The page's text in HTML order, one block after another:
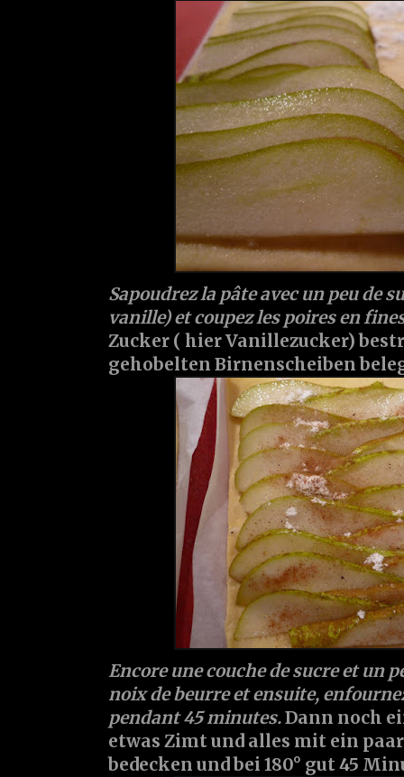
Sapoudrez la pâte avec un peu de
vanille) et coupez les poires en
Zucker ( hier Vanillezucker)
gehobelten Birnenscheiben
Encore une couche de sucre et un
noix de beurre et ensuite,
pendant 45 minutes.Dann noch
etwas Zimt und alles mit ein
bedecken und bei 180° gut 45